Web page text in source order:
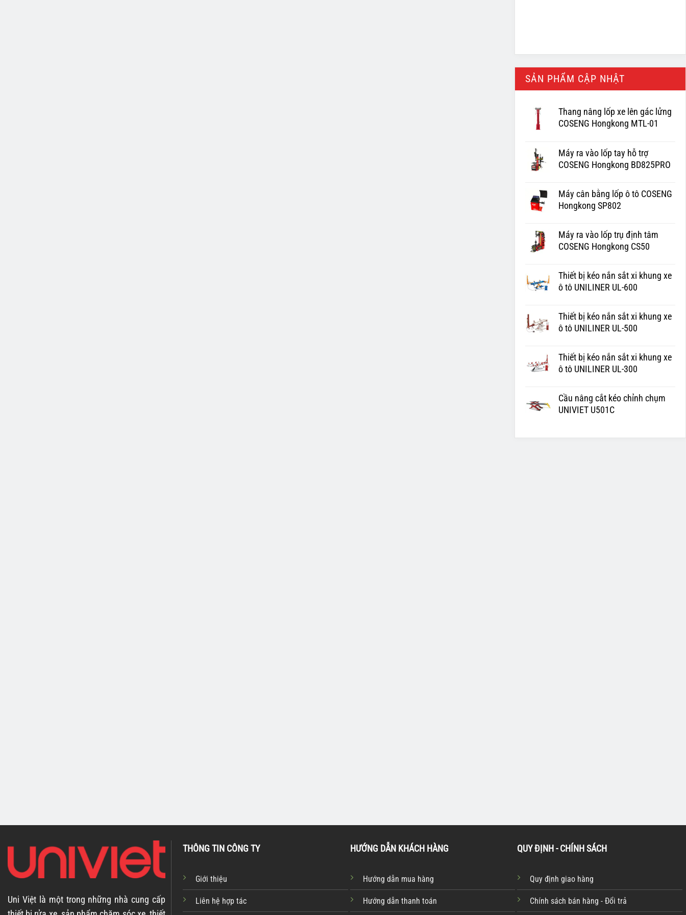
SẢN PHẨM CẬP NHẬT
Thang nâng lốp xe lên gác lửng
COSENG Hongkong MTL-01
Máy ra vào lốp tay hỗ trợ
COSENG Hongkong BD825PRO
Máy cân bằng lốp ô tô COSENG
Hongkong SP802
Máy ra vào lốp trụ định tâm
COSENG Hongkong CS50
Thiết bị kéo nắn sắt xi khung xe
ô tô UNILINER UL-600
Thiết bị kéo nắn sắt xi khung xe
ô tô UNILINER UL-500
Thiết bị kéo nắn sắt xi khung xe
ô tô UNILINER UL-300
Cầu nâng cắt kéo chỉnh chụm
UNIVIET U501C
Uni Việt là một trong những nhà cung cấp
THÔNG TIN CÔNG TY
Giới thiệu
Liên hệ hợp tác
HƯỚNG DẪN KHÁCH HÀNG
Hướng dẫn mua hàng
Hướng dẫn thanh toán
QUY ĐỊNH - CHÍNH SÁCH
Quy định giao hàng
Chính sách bán hàng - Đổi trả